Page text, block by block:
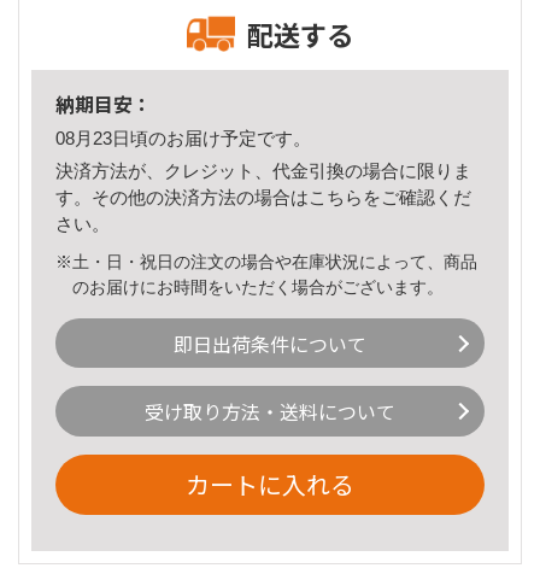
配送する
納期目安：
08月23日頃のお届け予定です。
決済方法が、クレジット、代金引換の場合に限りま
す。その他の決済方法の場合はこちら をご確認くだ
さい。
※土・日・祝日の注文の場合や在庫状況によって、商品
のお届けにお時間をいただく場合がございます。
即日出荷条件について
受け取り方法・送料について
カートに入れる